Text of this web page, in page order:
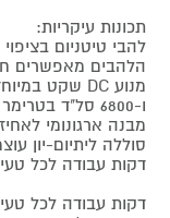
תכונות עיקריות:
להבי טיטניום
הלהבים מאפשרים
ו-6800 סל"ד בטרימר
מבנה ארגונומי
דקות עבודה לכל
דקות עבודה לכל